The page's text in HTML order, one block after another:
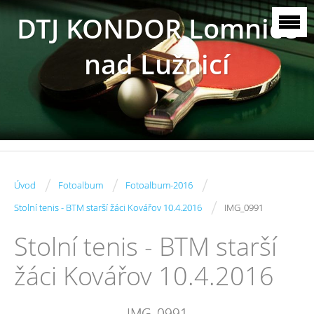
DTJ KONDOR Lomnice
nad Lužnicí
Úvod / Fotoalbum / Fotoalbum-2016 /
Stolní tenis - BTM starší žáci Kovářov 10.4.2016 / IMG_0991
Stolní tenis - BTM starší
žáci Kovářov 10.4.2016